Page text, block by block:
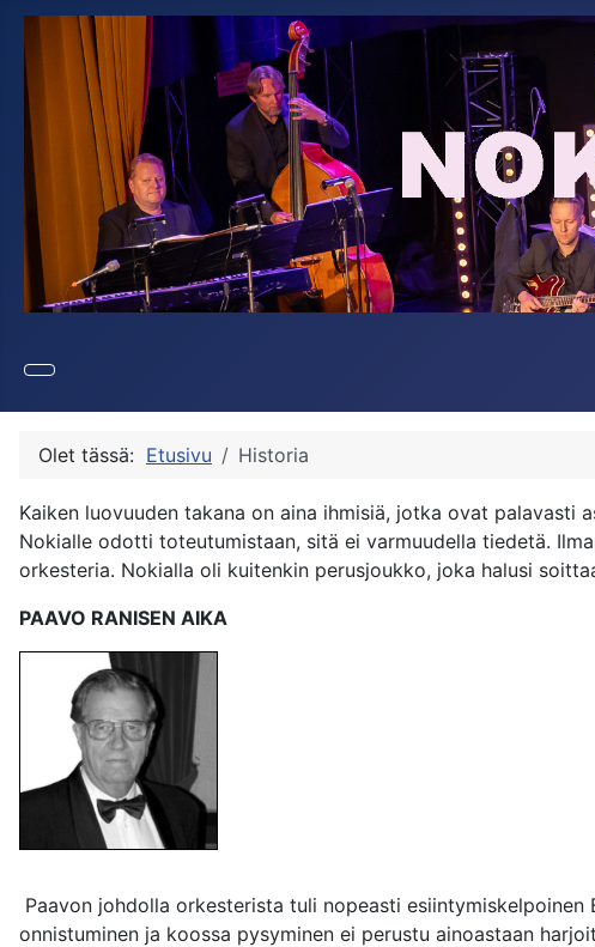
Olet tässä: Etusivu Historia
Kaiken luovuuden takana on aina ihmisiä, jotka ovat palavasti
Nokialle odotti toteutumistaan, sitä ei varmuudella tiedetä.
orkesteria. Nokialla oli kuitenkin perusjoukko, joka halusi
PAAVO RANISEN AIKA
Paavon johdolla orkesterista tuli nopeasti esiintymiskelpoinen
onnistuminen ja koossa pysyminen ei perustu ainoastaan